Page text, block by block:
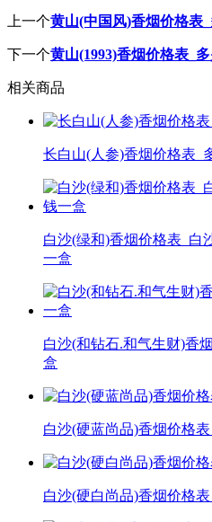
上一个黄山(中国风)香烟价格表
下一个黄山(1993)香烟价格表_
相关商品
长白山(人参)香烟价格表_
白沙(绿和)香烟价格表_白
一盒
白沙(和钻石.和气生财)香
盒
白沙(硬蓝尚品)香烟价格
白沙(硬白尚品)香烟价格